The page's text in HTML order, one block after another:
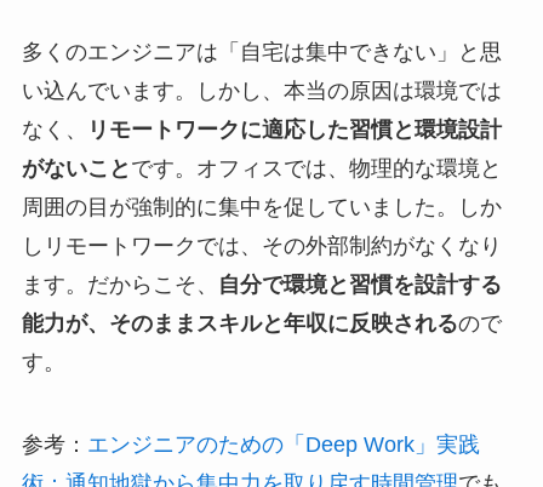
多くのエンジニアは「自宅は集中できない」と思
い込んでいます。しかし、本当の原因は環境では
なく、
リモートワークに適応した習慣と環境設計
がないこと です。オフィスでは、物理的な環境と
周囲の目が強制的に集中を促していました。しか
しリモートワークでは、その外部制約がなくなり
ます。だからこそ、
自分で環境と習慣を設計する
能力が、そのままスキルと年収に反映されるので
す。
参考： エンジニアのための「Deep Work」実践